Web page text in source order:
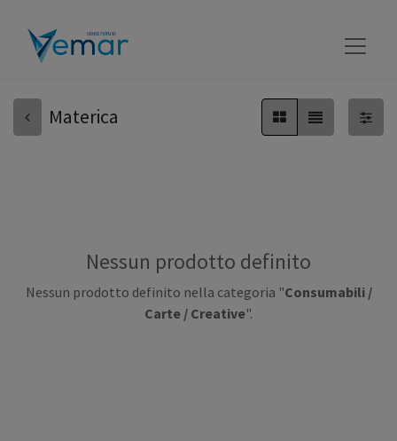
Materica
Nessun prodotto definito
Nessun prodotto definito nella categoria "Consumabili /
Carte / Creative".